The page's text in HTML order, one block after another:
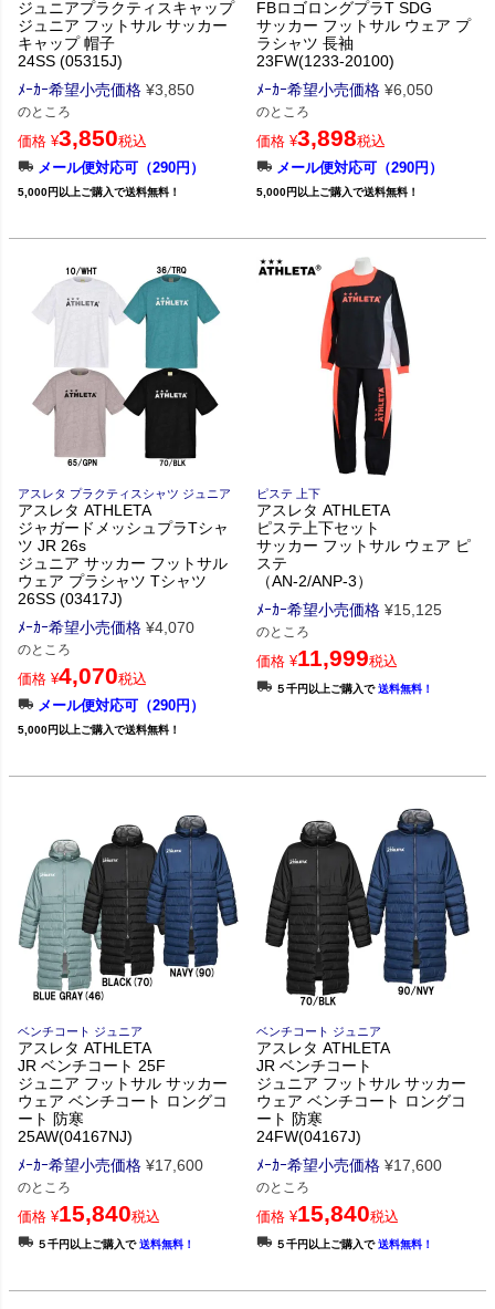
ジュニアプラクティスキャップ
ジュニア フットサル サッカー
キャップ 帽子
24SS (05315J)
ﾒｰｶｰ希望小売価格 ¥3,850
のところ
価格 ¥3,850税込
メール便対応可（290円）
5,000円以上ご購入で送料無料！
FBロゴロングプラT SDG
サッカー フットサル ウェア プ
ラシャツ 長袖
23FW(1233-20100)
ﾒｰｶｰ希望小売価格 ¥6,050
のところ
価格 ¥3,898税込
メール便対応可（290円）
5,000円以上ご購入で送料無料！
アスレタ プラクティスシャツ ジュニア
アスレタ ATHLETA
ジャガードメッシュプラTシャ
ツ JR 26s
ジュニア サッカー フットサル
ウェア プラシャツ Tシャツ
26SS (03417J)
ﾒｰｶｰ希望小売価格 ¥4,070
のところ
価格 ¥4,070税込
メール便対応可（290円）
5,000円以上ご購入で送料無料！
ピステ 上下
アスレタ ATHLETA
ピステ上下セット
サッカー フットサル ウェア ピ
ステ
（AN-2/ANP-3）
ﾒｰｶｰ希望小売価格 ¥15,125
のところ
価格 ¥11,999税込
５千円以上ご購入で送料無料！
ベンチコート ジュニア
アスレタ ATHLETA
JR ベンチコート 25F
ジュニア フットサル サッカー
ウェア ベンチコート ロングコ
ート 防寒
25AW(04167NJ)
ﾒｰｶｰ希望小売価格 ¥17,600
のところ
価格 ¥15,840税込
５千円以上ご購入で送料無料！
ベンチコート ジュニア
アスレタ ATHLETA
JR ベンチコート
ジュニア フットサル サッカー
ウェア ベンチコート ロングコ
ート 防寒
24FW(04167J)
ﾒｰｶｰ希望小売価格 ¥17,600
のところ
価格 ¥15,840税込
５千円以上ご購入で送料無料！